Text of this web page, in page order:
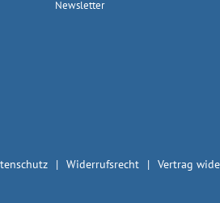
Newsletter
Widerrufsrecht Vertrag